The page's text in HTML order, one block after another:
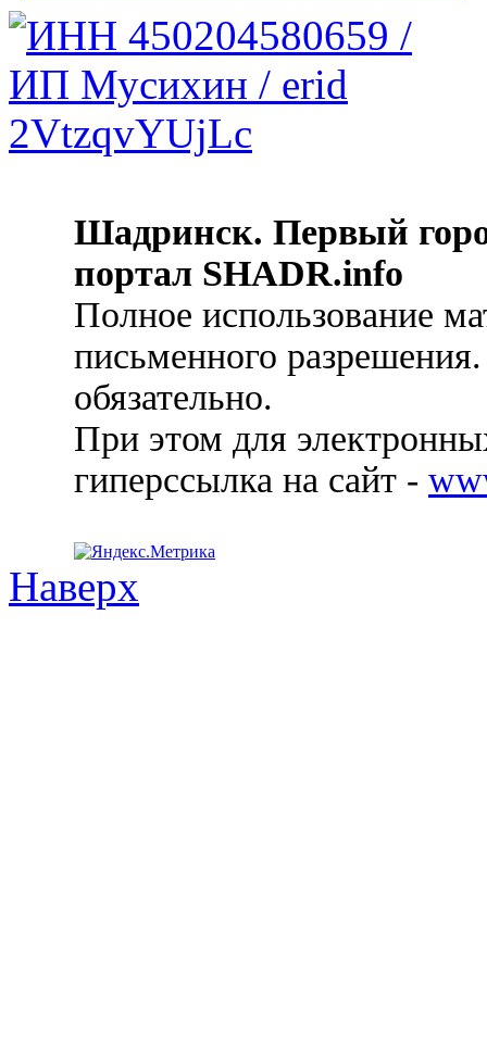
Шадринск. Первый
портал SHADR.info
Полное использование
письменного
обязательно.
При этом для
гиперссылка на сайт -
Наверх